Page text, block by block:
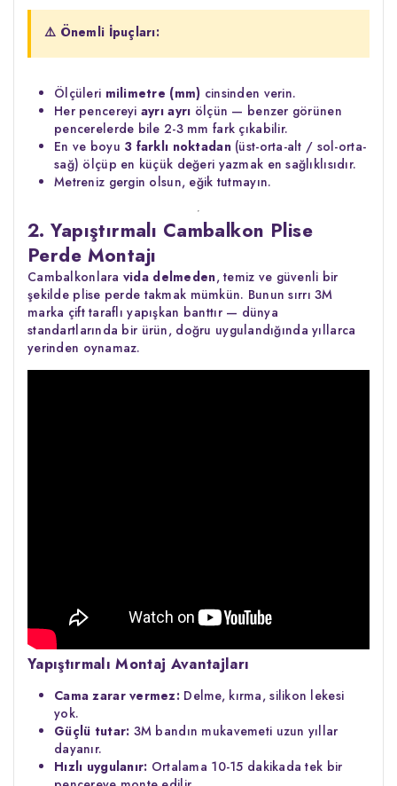
⚠️ Önemli İpuçları:
Ölçüleri milimetre (mm) cinsinden verin.
Her pencereyi ayrı ayrı ölçün — benzer görünen
pencerelerde bile 2-3 mm fark çıkabilir.
En ve boyu 3 farklı noktadan(üst-orta-alt / sol-orta-
sağ) ölçüp en küçük değeri yazmak en sağlıklısıdır.
Metreniz gergin olsun, eğik tutmayın.
2. Yapıştırmalı Cambalkon Plise
Perde Montajı
Cambalkonlara vida delmeden, temiz ve güvenli bir
şekilde plise perde takmak mümkün. Bunun sırrı 3M
marka çift taraflı yapışkan banttır — dünya
standartlarında bir ürün, doğru uygulandığında yıllarca
yerinden oynamaz.
Yapıştırmalı Montaj Avantajları
Cama zarar vermez: Delme, kırma, silikon lekesi
yok.
Güçlü tutar: 3M bandın mukavemeti uzun yıllar
dayanır.
Hızlı uygulanır: Ortalama 10-15 dakikada tek bir